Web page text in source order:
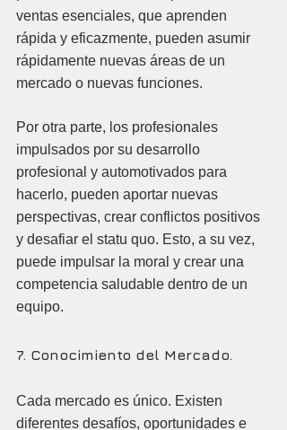
ventas esenciales, que aprenden
rápida y eficazmente, pueden asumir
rápidamente nuevas áreas de un
mercado o nuevas funciones.
Por otra parte, los profesionales
impulsados por su desarrollo
profesional y automotivados para
hacerlo, pueden aportar nuevas
perspectivas, crear conflictos positivos
y desafiar el statu quo. Esto, a su vez,
puede impulsar la moral y crear una
competencia saludable dentro de un
equipo.
7. Conocimiento del Mercado.
Cada mercado es único. Existen
diferentes desafíos, oportunidades e